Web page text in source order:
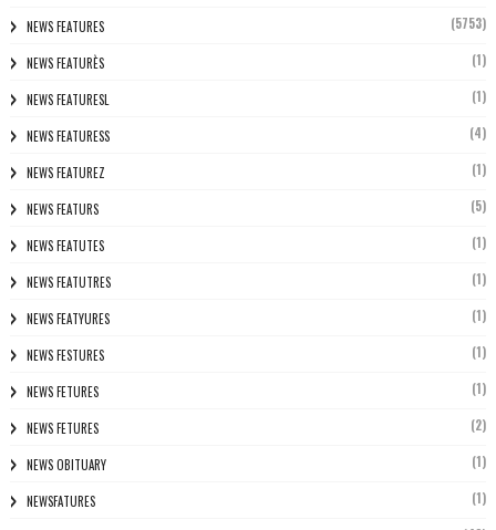
NEWS FEATURES (5753)
NEWS FEATURÈS (1)
NEWS FEATURESL (1)
NEWS FEATURESS (4)
NEWS FEATUREZ (1)
NEWS FEATURS (5)
NEWS FEATUTES (1)
NEWS FEATUTRES (1)
NEWS FEATYURES (1)
NEWS FESTURES (1)
NEWS FETURES (1)
NEWS FETURES (2)
NEWS OBITUARY (1)
NEWSFATURES (1)